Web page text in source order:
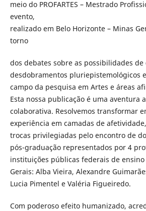
meio do PROFARTES – Mestrado
evento,
realizado em Belo Horizonte – Minas
torno
dos debates sobre as possibilidades de
desdobramentos pluriepistemológicos
campo da pesquisa em Artes e áreas
Esta nossa publicação é uma aventura
colaborativa. Resolvemos transformar
experiência em camadas de
trocas privilegiadas pelo encontro de
pós-graduação representados por 4
instituições públicas federais de ensino
Gerais: Alba Vieira, Alexandre
Lucia Pimentel e Valéria Figueiredo.
Com poderoso efeito humanizado,